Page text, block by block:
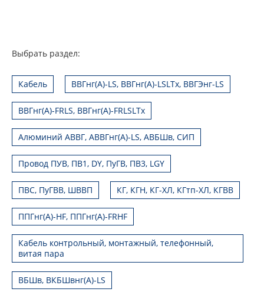
Выбрать раздел:
Кабель ВВГнг(А)-LS, ВВГнг(А)-LSLTx, ВВГЭнг-LS
ВВГнг(А)-FRLS, ВВГнг(А)-FRLSLTx
Алюминий АВВГ, АВВГнг(А)-LS, АВБШв, СИП
Провод ПУВ, ПВ1, DY, ПуГВ, ПВ3, LGY
ПВС, ПуГВВ, ШВВП КГ, КГН, КГ-ХЛ, КГтп-ХЛ, КГВВ
ППГнг(А)-HF, ППГнг(А)-FRHF
Кабель контрольный, монтажный, телефонный,
витая пара
ВБШв, ВКБШвнг(А)-LS